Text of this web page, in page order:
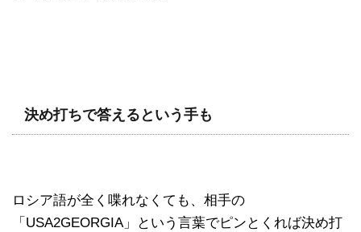
決め打ちで答えるという手も
ロシア語が全く喋れなくても、相手の
「USA2GEORGIA」という言葉でピンとくれば決め打